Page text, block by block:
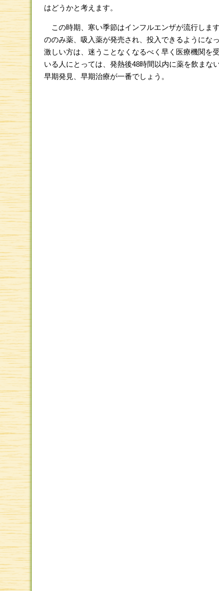
はどうかと考えます。
この時期、寒い季節はインフルエンザが流行しま
ののみ薬、吸入薬が発売され、投入できるようにな
激しい方は、迷うことなくなるべく早く医療機関を
いる人にとっては、発熱後48時間以内に薬を飲まな
早期発見、早期治療が一番でしょう。